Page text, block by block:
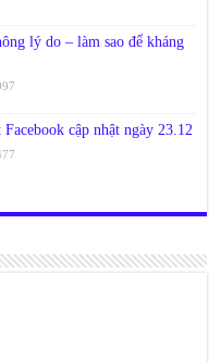
lý do – làm sao để kháng
cập nhật ngày 23.12